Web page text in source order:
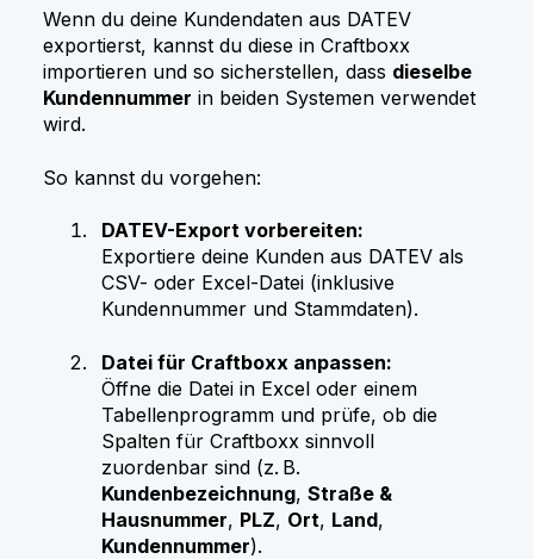
Wenn du deine Kundendaten aus DATEV
exportierst, kannst du diese in Craftboxx
importieren und so sicherstellen, dass dieselbe
Kundennummer in beiden Systemen verwendet
wird.
So kannst du vorgehen:
DATEV-Export vorbereiten:
Exportiere deine Kunden aus DATEV als
CSV- oder Excel-Datei (inklusive
Kundennummer und Stammdaten).
Datei für Craftboxx anpassen:
Öffne die Datei in Excel oder einem
Tabellenprogramm und prüfe, ob die
Spalten für Craftboxx sinnvoll
zuordenbar sind (z. B.
Kundenbezeichnung, Straße &
Hausnummer, PLZ, Ort, Land,
Kundennummer).